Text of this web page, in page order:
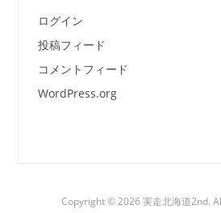
ログイン
投稿フィード
コメントフィード
WordPress.org
Copyright © 2026 実走北海道2nd.